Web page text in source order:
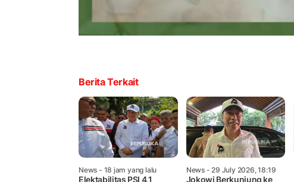
Berita Terkait
News - 18 jam yang lalu
Elektabilitas PSI 4,1
News- 29 July 2026, 18:19
Jokowi Berkunjung ke